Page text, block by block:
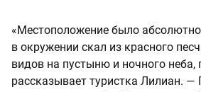
«Местоположение было
в окружении скал из красного
видов на пустыню и ночного неба,
рассказывает туристка Лилиан.